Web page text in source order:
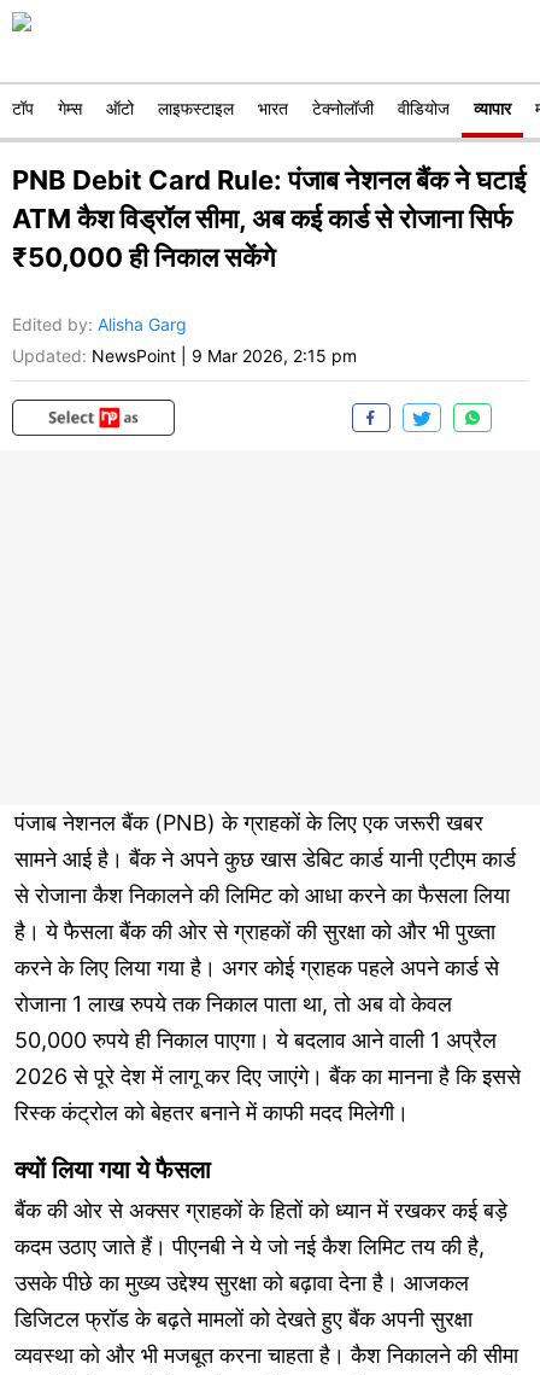
टॉप गेम्स ऑटो लाइफस्टाइल भारत टेक्नोलॉजी वीडियोज व्यापार
PNB Debit Card Rule: पंजाब नेशनल बैंक ने घटाई
ATM कैश विड्रॉल सीमा, अब कई कार्ड से रोजाना सिर्फ
₹50,000 ही निकाल सकेंगे
Edited by: Alisha Garg
Updated: NewsPoint 9 Mar 2026, 2:15 pm
पंजाब नेशनल बैंक (PNB) के ग्राहकों के लिए एक जरूरी खबर
सामने आई है। बैंक ने अपने कुछ खास डेबिट कार्ड यानी एटीएम कार्ड
से रोजाना कैश निकालने की लिमिट को आधा करने का फैसला लिया
है। ये फैसला बैंक की ओर से ग्राहकों की सुरक्षा को और भी पुख्ता
करने के लिए लिया गया है। अगर कोई ग्राहक पहले अपने कार्ड से
रोजाना 1 लाख रुपये तक निकाल पाता था, तो अब वो केवल
50,000 रुपये ही निकाल पाएगा। ये बदलाव आने वाली 1 अप्रैल
2026 से पूरे देश में लागू कर दिए जाएंगे। बैंक का मानना है कि इससे
रिस्क कंट्रोल को बेहतर बनाने में काफी मदद मिलेगी।
क्यों लिया गया ये फैसला
बैंक की ओर से अक्सर ग्राहकों के हितों को ध्यान में रखकर कई बड़े
कदम उठाए जाते हैं। पीएनबी ने ये जो नई कैश लिमिट तय की है,
उसके पीछे का मुख्य उद्देश्य सुरक्षा को बढ़ावा देना है। आजकल
डिजिटल फ्रॉड के बढ़ते मामलों को देखते हुए बैंक अपनी सुरक्षा
व्यवस्था को और भी मजबूत करना चाहता है। कैश निकालने की सीमा